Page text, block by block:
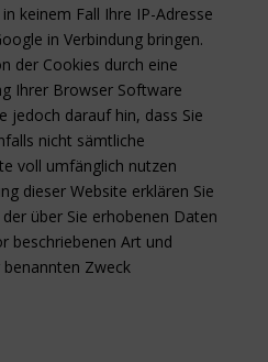
keinem Fall Ihre IP-Adresse
in Verbindung bringen.
der Cookies durch eine
Ihrer Browser Software
jedoch darauf hin, dass Sie
nicht sämtliche
voll umfänglich nutzen
dieser Website erklären Sie
über Sie erhobenen Daten
beschriebenen Art und
Zweck